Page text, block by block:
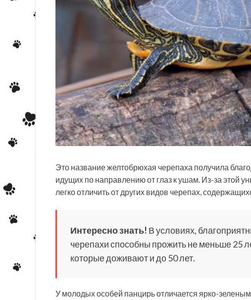
Это название желтобрюхая черепаха получила
идущих по направлению от глаз к ушам. Из-за этой
легко отличить от других видов черепах,
Интересно знать! В условиях,
черепахи способны прожить не меньше 25
которые доживают и до 50 лет.
У молодых особей панцирь отличается ярко-